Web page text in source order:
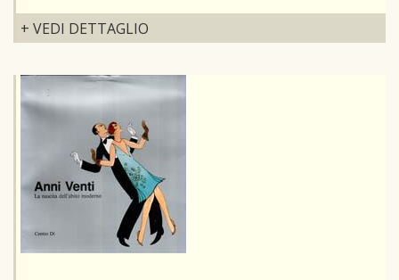
+ VEDI DETTAGLIO